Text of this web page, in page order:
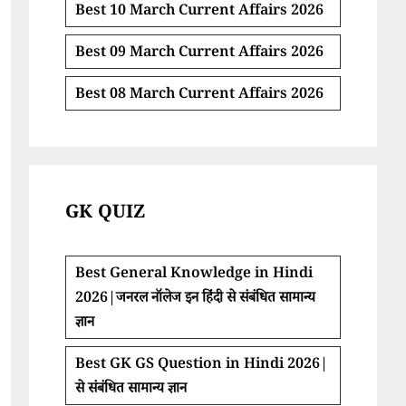
Best 10 March Current Affairs 2026
Best 09 March Current Affairs 2026
Best 08 March Current Affairs 2026
GK QUIZ
Best General Knowledge in Hindi
2026|जनरल नॉलेज इन हिंदी से संबंधित सामान्य
ज्ञान
Best GK GS Question in Hindi 2026|
से संबंधित सामान्य ज्ञान